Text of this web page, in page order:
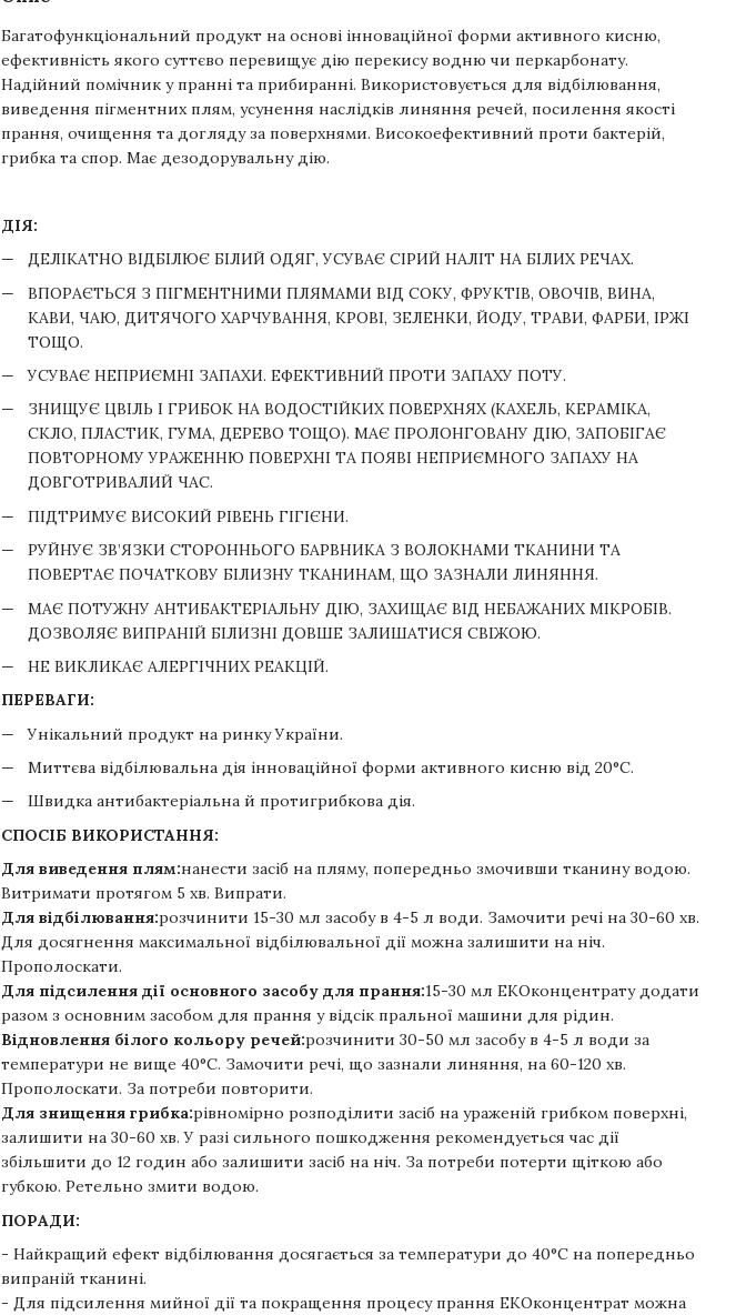
Багатофункціональний продукт на основі інноваційної форми активного кисню,
ефективність якого суттєво перевищує дію перекису водню чи перкарбонату.
Надійний помічник у пранні та прибиранні. Використовується для відбілювання,
виведення пігментних плям, усунення наслідків линяння речей, посилення якості
прання, очищення та догляду за поверхнями. Високоефективний проти бактерій,
грибка та спор. Має дезодорувальну дію.
ДІЯ:
ДЕЛІКАТНО ВІДБІЛЮЄ БІЛИЙ ОДЯГ, УСУВАЄ СІРИЙ НАЛІТ НА БІЛИХ РЕЧАХ.
ВПОРАЄТЬСЯ З ПІГМЕНТНИМИ ПЛЯМАМИ ВІД СОКУ, ФРУКТІВ, ОВОЧІВ, ВИНА,
КАВИ, ЧАЮ, ДИТЯЧОГО ХАРЧУВАННЯ, КРОВІ, ЗЕЛЕНКИ, ЙОДУ, ТРАВИ, ФАРБИ, ІРЖІ
ТОЩО.
УСУВАЄ НЕПРИЄМНІ ЗАПАХИ. ЕФЕКТИВНИЙ ПРОТИ ЗАПАХУ ПОТУ.
ЗНИЩУЄ ЦВІЛЬ І ГРИБОК НА ВОДОСТІЙКИХ ПОВЕРХНЯХ (КАХЕЛЬ, КЕРАМІКА,
СКЛО, ПЛАСТИК, ГУМА, ДЕРЕВО ТОЩО). МАЄ ПРОЛОНГОВАНУ ДІЮ, ЗАПОБІГАЄ
ПОВТОРНОМУ УРАЖЕННЮ ПОВЕРХНІ ТА ПОЯВІ НЕПРИЄМНОГО ЗАПАХУ НА
ДОВГОТРИВАЛИЙ ЧАС.
ПІДТРИМУЄ ВИСОКИЙ РІВЕНЬ ГІГІЄНИ.
РУЙНУЄ ЗВ’ЯЗКИ СТОРОННЬОГО БАРВНИКА З ВОЛОКНАМИ ТКАНИНИ ТА
ПОВЕРТАЄ ПОЧАТКОВУ БІЛИЗНУ ТКАНИНАМ, ЩО ЗАЗНАЛИ ЛИНЯННЯ.
МАЄ ПОТУЖНУ АНТИБАКТЕРІАЛЬНУ ДІЮ, ЗАХИЩАЄ ВІД НЕБАЖАНИХ МІКРОБІВ.
ДОЗВОЛЯЄ ВИПРАНІЙ БІЛИЗНІ ДОВШЕ ЗАЛИШАТИСЯ СВІЖОЮ.
НЕ ВИКЛИКАЄ АЛЕРГІЧНИХ РЕАКЦІЙ.
ПЕРЕВАГИ:
Унікальний продукт на ринку України.
Миттєва відбілювальна дія інноваційної форми активного кисню від 20°С.
Швидка антибактеріальна й протигрибкова дія.
СПОСІБ ВИКОРИСТАННЯ:
Для виведення плям:нанести засіб на пляму, попередньо змочивши тканину водою.
Витримати протягом 5 хв. Випрати.
Для відбілювання:розчинити 15-30 мл засобу в 4-5 л води. Замочити речі на 30-60 хв.
Для досягнення максимальної відбілювальної дії можна залишити на ніч.
Прополоскати.
Для підсилення дії основного засобу для прання:15-30 мл ЕКОконцентрату додати
разом з основним засобом для прання у відсік пральної машини для рідин.
Відновлення білого кольору речей:розчинити 30-50 мл засобу в 4-5 л води за
температури не вище 40°С. Замочити речі, що зазнали линяння, на 60-120 хв.
Прополоскати. За потреби повторити.
Для знищення грибка:рівномірно розподілити засіб на ураженій грибком поверхні,
залишити на 30-60 хв. У разі сильного пошкодження рекомендується час дії
збільшити до 12 годин або залишити засіб на ніч. За потреби потерти щіткою або
губкою. Ретельно змити водою.
ПОРАДИ:
- Найкращий ефект відбілювання досягається за температури до 40°С на попередньо
випраній тканині.
- Для підсилення мийної дії та покращення процесу прання ЕКОконцентрат можна